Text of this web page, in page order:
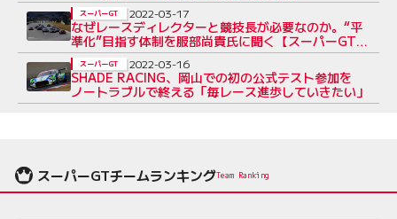
なぜレースディレクターと競技長が必要なのか。“平
準化”目指す体制を服部尚貴氏に聞く【スーパーGT
レース管制の真実（1）】
スーパーGT 2022-03-17
SHADE RACING、岡山での初の公式テスト参加を
ノートラブルで終える「毎レース進歩していきたい」
スーパーGT 2022-03-16
スーパーGTチームランキングTeam Ranking